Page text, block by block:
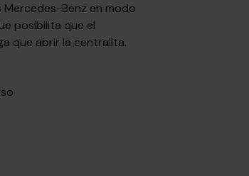
Benz en modo
posibilita que el
que abrir la centralita.